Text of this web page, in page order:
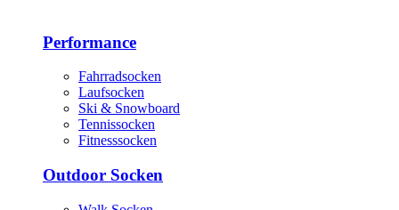
Performance
Fahrradsocken
Laufsocken
Ski & Snowboard
Tennissocken
Fitnesssocken
Outdoor Socken